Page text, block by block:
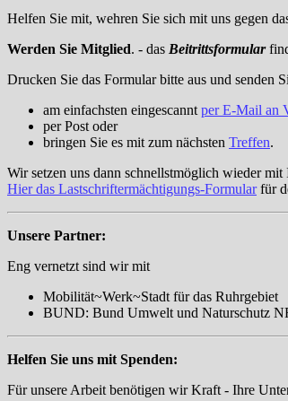
Helfen Sie mit, wehren Sie sich mit uns gegen
Werden Sie Mitglied. - das Beitrittsformular
Drucken Sie das Formular bitte aus und senden
am einfachsten eingescannt per E-Mail an
per Post oder
bringen Sie es mit zum nächsten Treffen.
Wir setzen uns dann schnellstmöglich wieder
Hier das Lastschriftermächtigungs-Formularfür
Unsere Partner:
Eng vernetzt sind wir mit
Mobilität~Werk~Stadt für
BUND: Bund Umwelt und
Helfen Sie uns mit Spenden:
Für unsere Arbeit benötigen wir Kraft - Ihre